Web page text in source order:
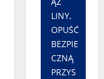
LINY,
OPUŚĆ
BEZPIE
CZNĄ
PRZYS